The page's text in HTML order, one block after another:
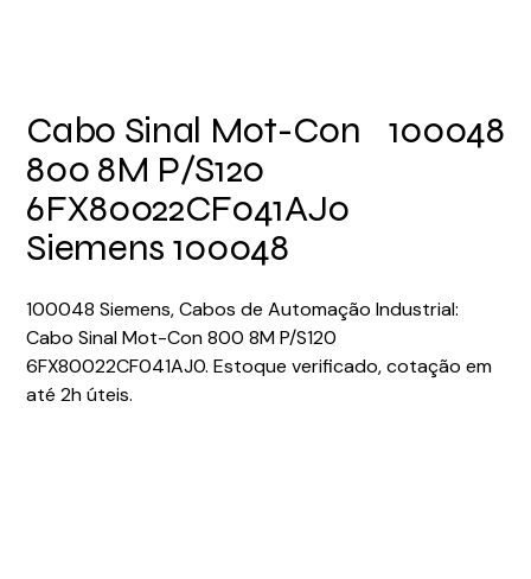
Cabo Sinal Mot-Con
800 8M P/S120
6FX80022CF041AJ0
Siemens 100048
100048
100048 Siemens, Cabos de Automação Industrial:
Cabo Sinal Mot-Con 800 8M P/S120
6FX80022CF041AJ0. Estoque verificado, cotação em
até 2h úteis.